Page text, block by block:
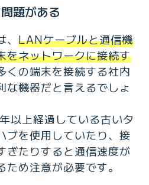
題がある
LANケーブルと通信機
をネットワークに接続す
くの端末を接続する社内
な機器だと言えるでしょ
以上経過している古いタ
ブを使用していたり、接
ぎたりすると通信速度が
め注意が必要です。